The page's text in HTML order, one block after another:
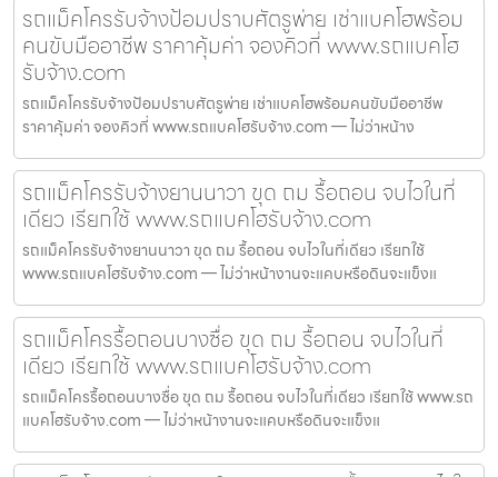
รถแม็คโครรับจ้างป้อมปราบศัตรูพ่าย เช่าแบคโฮพร้อม
คนขับมืออาชีพ ราคาคุ้มค่า จองคิวที่ www.รถแบคโฮ
รับจ้าง.com
รถแม็คโครรับจ้างป้อมปราบศัตรูพ่าย เช่าแบคโฮพร้อมคนขับมืออาชีพ
ราคาคุ้มค่า จองคิวที่ www.รถแบคโฮรับจ้าง.com — ไม่ว่าหน้าง
รถแม็คโครรับจ้างยานนาวา ขุด ถม รื้อถอน จบไวในที่
เดียว เรียกใช้ www.รถแบคโฮรับจ้าง.com
รถแม็คโครรับจ้างยานนาวา ขุด ถม รื้อถอน จบไวในที่เดียว เรียกใช้
www.รถแบคโฮรับจ้าง.com — ไม่ว่าหน้างานจะแคบหรือดินจะแข็งแ
รถแม็คโครรื้อถอนบางซื่อ ขุด ถม รื้อถอน จบไวในที่
เดียว เรียกใช้ www.รถแบคโฮรับจ้าง.com
รถแม็คโครรื้อถอนบางซื่อ ขุด ถม รื้อถอน จบไวในที่เดียว เรียกใช้ www.รถ
แบคโฮรับจ้าง.com — ไม่ว่าหน้างานจะแคบหรือดินจะแข็งแ